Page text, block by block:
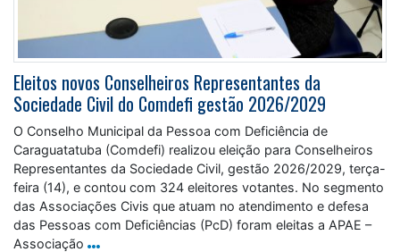
Eleitos novos Conselheiros Representantes da
Sociedade Civil do Comdefi gestão 2026/2029
O Conselho Municipal da Pessoa com Deficiência de
Caraguatatuba (Comdefi) realizou eleição para Conselheiros
Representantes da Sociedade Civil, gestão 2026/2029, terça-
feira (14), e contou com 324 eleitores votantes. No segmento
das Associações Civis que atuam no atendimento e defesa
das Pessoas com Deficiências (PcD) foram eleitas a APAE –
Associação